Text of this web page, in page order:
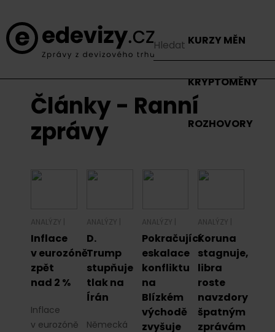
KURZY MĚN
KRYPTOMĚNY
ROZHOVORY
Články - Ranní
zprávy
ANALÝZY
Inflace
v eurozóně
zpět
nad 2 %
Inflace
v eurozóně
ANALÝZY
D.
Trump
stupňuje
tlak na
Írán
Německá
ANALÝZY
Pokračující
eskalace
konfliktu
na
Blízkém
východě
zvyšuje
ANALÝZY
Koruna
stagnuje,
libra
roste
navzdory
špatným
zprávám